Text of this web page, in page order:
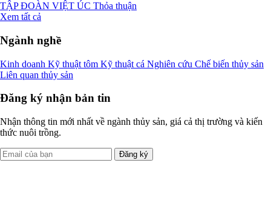
TẬP ĐOÀN VIỆT ÚC Thỏa thuận
Xem tất cả
Ngành nghề
Kinh doanh Kỹ thuật tôm Kỹ thuật cá Nghiên cứu Chế biến thủy sản
Liên quan thủy sản
Đăng ký nhận bản tin
Nhận thông tin mới nhất về ngành thủy sản, giá cả thị trường và kiến
thức nuôi trồng.
Đăng ký